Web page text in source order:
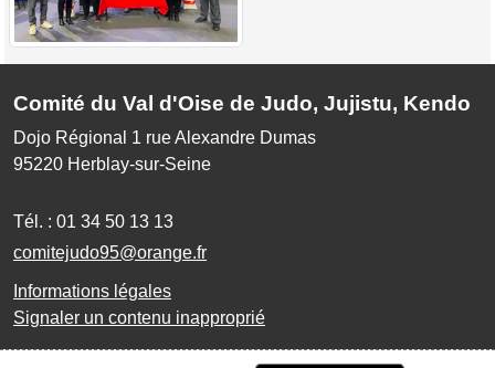
Comité du Val d'Oise de Judo, Jujistu, Kendo
Dojo Régional 1 rue Alexandre Dumas
95220 Herblay-sur-Seine
Tél. : 01 34 50 13 13
comitejudo95@orange.fr
Informations légales
Signaler un contenu inapproprié